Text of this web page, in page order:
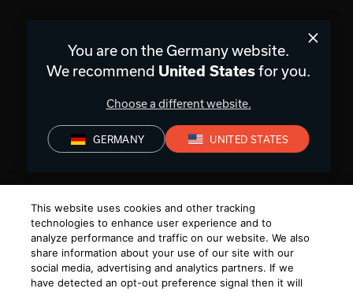
You are on the Germany website.
We recommend United Statesfor you.
Choose a different website.
GERMANY UNITED STATES
This website uses cookies and other tracking
technologies to enhance user experience and to
analyze performance and traffic on our website. We also
share information about your use of our site with our
social media, advertising and analytics partners. If we
have detected an opt-out preference signal then it will